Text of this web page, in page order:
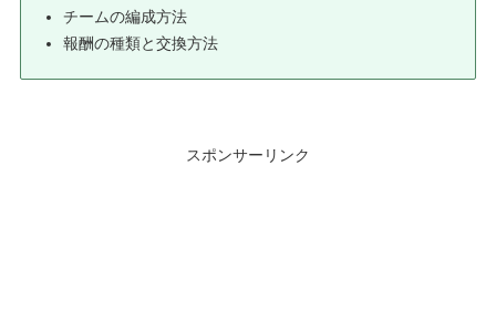
チームの編成方法
報酬の種類と交換方法
スポンサーリンク